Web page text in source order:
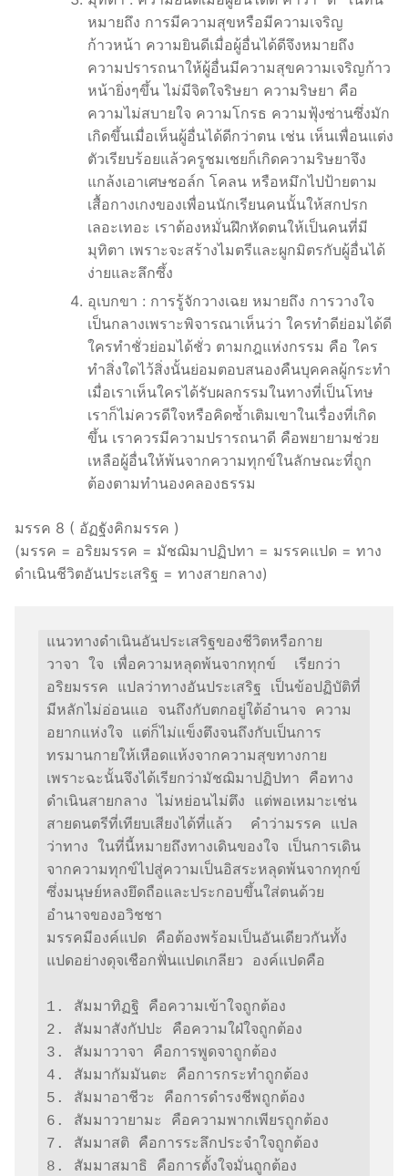
หมายถึง การมีความสุขหรือมีความเจริญ
ก้าวหน้า ความยินดีเมื่อผู้อื่นได้ดีจึงหมายถึง
ความปรารถนาให้ผู้อื่นมีความสุขความเจริญก้าว
หน้ายิ่งๆขึ้น ไม่มีจิตใจริษยา ความริษยา คือ
ความไม่สบายใจ ความโกรธ ความฟุ้งซ่านซึ่งมัก
เกิดขึ้นเมื่อเห็นผู้อื่นได้ดีกว่าตน เช่น เห็นเพื่อนแต่ง
ตัวเรียบร้อยแล้วครูชมเชยก็เกิดความริษยาจึง
แกล้งเอาเศษชอล์ก โคลน หรือหมึกไปป้ายตาม
เสื้อกางเกงของเพื่อนนักเรียนคนนั้นให้สกปรก
เลอะเทอะ เราต้องหมั่นฝึกหัดตนให้เป็นคนที่มี
มุทิตา เพราะจะสร้างไมตรีและผูกมิตรกับผู้อื่นได้
ง่ายและลึกซึ้ง
อุเบกขา : การรู้จักวางเฉย หมายถึง การวางใจ
เป็นกลางเพราะพิจารณาเห็นว่า ใครทำดีย่อมได้ดี
ใครทำชั่วย่อมได้ชั่ว ตามกฎแห่งกรรม คือ ใคร
ทำสิ่งใดไว้สิ่งนั้นย่อมตอบสนองคืนบุคคลผู้กระทำ
เมื่อเราเห็นใครได้รับผลกรรมในทางที่เป็นโทษ
เราก็ไม่ควรดีใจหรือคิดซ้ำเติมเขาในเรื่องที่เกิด
ขึ้น เราควรมีความปรารถนาดี คือพยายามช่วย
เหลือผู้อื่นให้พ้นจากความทุกข์ในลักษณะที่ถูก
ต้องตามทำนองคลองธรรม
มรรค 8 ( อัฏฐังคิกมรรค )
(มรรค = อริยมรรค = มัชฌิมาปฏิปทา = มรรคแปด = ทาง
ดำเนินชีวิตอันประเสริฐ = ทางสายกลาง)
แนวทางดำเนินอันประเสริฐของชีวิตหรือกาย
วาจา ใจ เพื่อความหลุดพ้นจากทุกข์  เรียกว่า
อริยมรรค แปลว่าทางอันประเสริฐ เป็นข้อปฏิบัติที่
มีหลักไม่อ่อนแอ จนถึงกับตกอยู่ใต้อำนาจ ความ
อยากแห่งใจ แต่ก็ไม่แข็งตึงจนถึงกับเป็นการ
ทรมานกายให้เหือดแห้งจากความสุขทางกาย
เพราะฉะนั้นจึงได้เรียกว่ามัชฌิมาปฏิปทา คือทาง
ดำเนินสายกลาง ไม่หย่อนไม่ตึง แต่พอเหมาะเช่น
สายดนตรีที่เทียบเสียงได้ที่แล้ว  คำว่ามรรค แปล
ว่าทาง ในที่นี้หมายถึงทางเดินของใจ เป็นการเดิน
จากความทุกข์ไปสู่ความเป็นอิสระหลุดพ้นจากทุกข์
ซึ่งมนุษย์หลงยึดถือและประกอบขึ้นใส่ตนด้วย
อำนาจของอวิชชา
มรรคมีองค์แปด คือต้องพร้อมเป็นอันเดียวกันทั้ง
แปดอย่างดุจเชือกฟั่นแปดเกลียว องค์แปดคือ
1. สัมมาทิฏฐิ คือความเข้าใจถูกต้อง
2. สัมมาสังกัปปะ คือความใฝ่ใจถูกต้อง
3. สัมมาวาจา คือการพูดจาถูกต้อง
4. สัมมากัมมันตะ คือการกระทำถูกต้อง
5. สัมมาอาชีวะ คือการดำรงชีพถูกต้อง
6. สัมมาวายามะ คือความพากเพียรถูกต้อง
7. สัมมาสติ คือการระลึกประจำใจถูกต้อง
8. สัมมาสมาธิ คือการตั้งใจมั่นถูกต้อง